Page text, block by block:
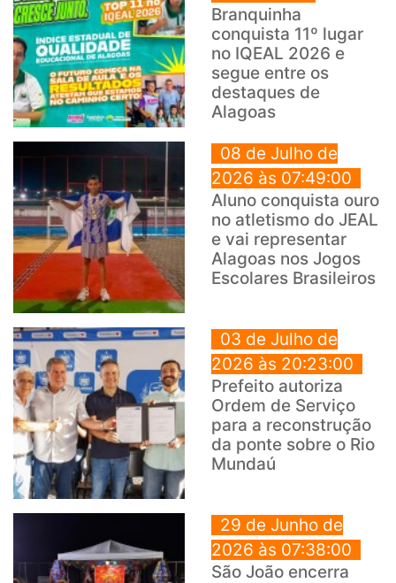
Branquinha
conquista 11º lugar
no IQEAL 2026 e
segue entre os
destaques de
Alagoas
08 de Julho de
2026 às 07:49:00
Aluno conquista ouro
no atletismo do JEAL
e vai representar
Alagoas nos Jogos
Escolares Brasileiros
03 de Julho de
2026 às 20:23:00
Prefeito autoriza
Ordem de Serviço
para a reconstrução
da ponte sobre o Rio
Mundaú
29 de Junho de
2026 às 07:38:00
São João encerra